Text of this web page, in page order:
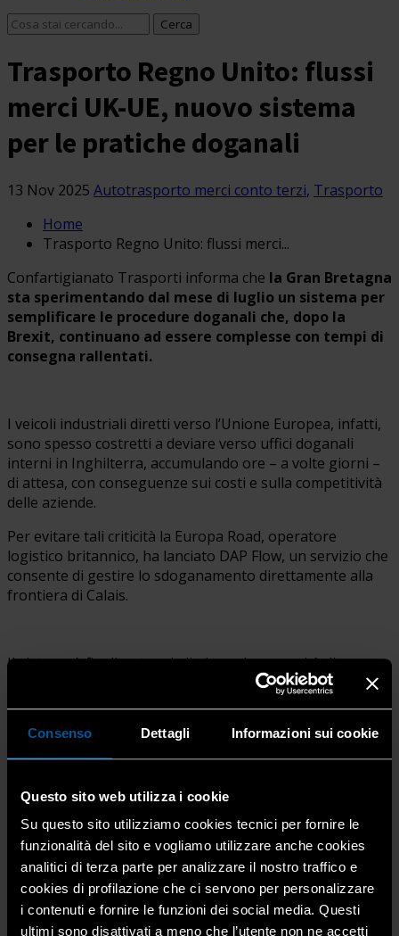
Consenso Dettagli Informazioni sui cookie
Questo sito web utilizza i cookie
Su questo sito utilizziamo cookies tecnici per fornire le
funzionalità del sito e vogliamo utilizzare anche cookies
analitici di terza parte per analizzare il nostro traffico e
cookies di profilazione che ci servono per personalizzare
i contenuti e fornire le funzioni dei social media. Questi
ultimi sono disattivati a meno che l’utente non ne accetti
Trasporto Regno Unito: flussi
merci UK-UE, nuovo sistema
per le pratiche doganali
13 Nov 2025 Autotrasporto merci conto terzi, Trasporto
Home
Trasporto Regno Unito: flussi merci...
Confartigianato Trasporti informa che la Gran Bretagna
sta sperimentando dal mese di luglio un sistema per
semplificare le procedure doganali che, dopo la
Brexit, continuano ad essere complesse con tempi di
consegna rallentati.
I veicoli industriali diretti verso l’Unione Europea, infatti,
sono spesso costretti a deviare verso uffici doganali
interni in Inghilterra, accumulando ore – a volte giorni –
di attesa, con conseguenze sui costi e sulla competitività
delle aziende.
Per evitare tali criticità la Europa Road, operatore
logistico britannico, ha lanciato DAP Flow, un servizio che
consente di gestire lo sdoganamento direttamente alla
frontiera di Calais.
Il sistema è finalizzato ad eliminare la necessità di
passaggi intermedi e semplifica la gestione degli incoterm
europeo.
Le informazioni doganali vengono inviate in modalità
automatica alle autorità francesi durante la traversata,
permettendo uno sdoganamento in tempo reale.